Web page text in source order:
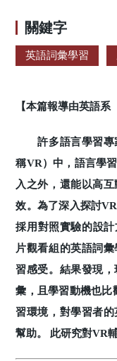
關鍵字
英語詞彙學習
【本篇報導由英語
許多語言學習專
稱VR）中，語言學
入之外，還能以高
效。為了深入探討
採用對照實驗的設
片觀看組的英語詞
習感受。結果發現
彙，且學習動機也比
習環境，對學習者
幫助。 此研究對VR